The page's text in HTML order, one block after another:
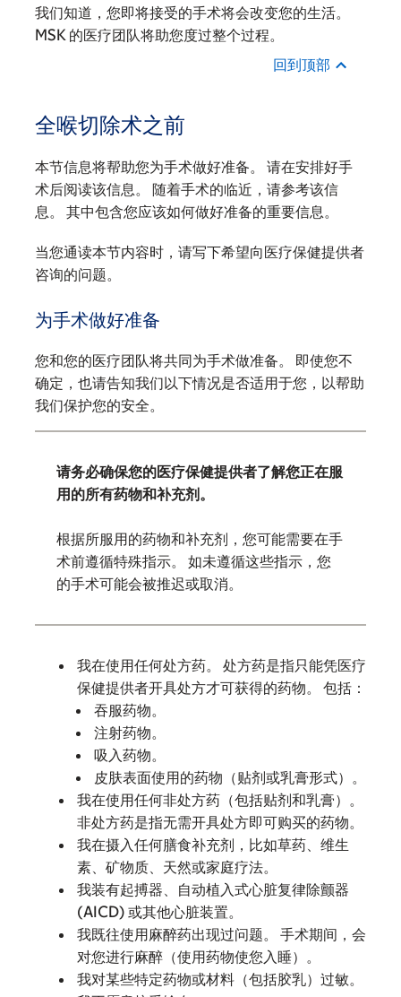
我们知道，您即将接受的手术将会改变您的生活。
MSK 的医疗团队将助您度过整个过程。
回到顶部
全喉切除术之前
本节信息将帮助您为手术做好准备。 请在安排好手
术后阅读该信息。 随着手术的临近，请参考该信
息。 其中包含您应该如何做好准备的重要信息。
当您通读本节内容时，请写下希望向医疗保健提供者
咨询的问题。
为手术做好准备
您和您的医疗团队将共同为手术做准备。 即使您不
确定，也请告知我们以下情况是否适用于您，以帮助
我们保护您的安全。
请务必确保您的医疗保健提供者了解您正在服
用的所有药物和补充剂。
根据所服用的药物和补充剂，您可能需要在手
术前遵循特殊指示。 如未遵循这些指示，您
的手术可能会被推迟或取消。
我在使用任何处方药。 处方药是指只能凭医疗
保健提供者开具处方才可获得的药物。 包括：
吞服药物。
注射药物。
吸入药物。
皮肤表面使用的药物（贴剂或乳膏形式）。
我在使用任何非处方药（包括贴剂和乳膏）。
非处方药是指无需开具处方即可购买的药物。
我在摄入任何膳食补充剂，比如草药、维生
素、矿物质、天然或家庭疗法。
我装有起搏器、自动植入式心脏复律除颤器
(AICD) 或其他心脏装置。
我既往使用麻醉药出现过问题。 手术期间，会
对您进行麻醉（使用药物使您入睡）。
我对某些特定药物或材料（包括胶乳）过敏。